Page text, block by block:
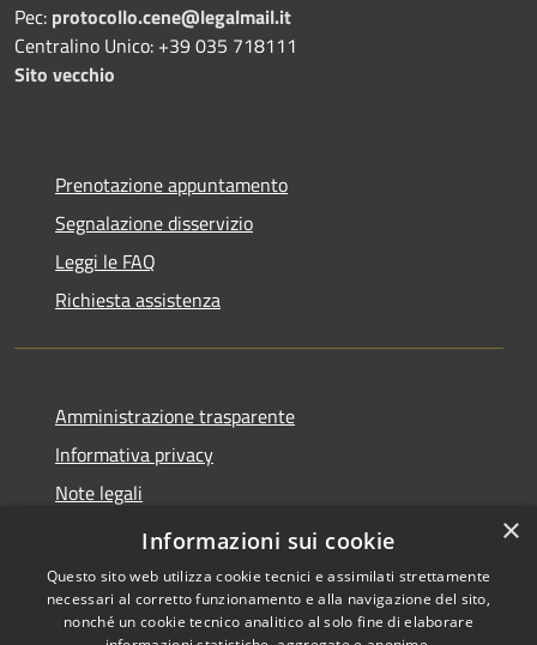
Pec: protocollo.cene@legalmail.it
Centralino Unico: +39 035 718111
Sito vecchio
Prenotazione appuntamento
Segnalazione disservizio
Leggi le FAQ
Richiesta assistenza
Amministrazione trasparente
Informativa privacy
Note legali
Dichiarazione di accessibilità
×
Informazioni sui cookie
Questo sito web utilizza cookie tecnici e assimilati strettamente
necessari al corretto funzionamento e alla navigazione del sito,
nonché un cookie tecnico analitico al solo fine di elaborare